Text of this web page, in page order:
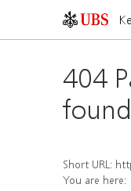
404
found
Short URL:
You are here: